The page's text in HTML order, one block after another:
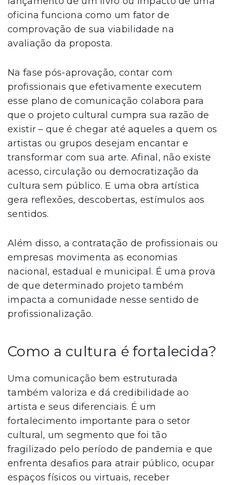
oficina funciona como um fator de
comprovação de sua viabilidade na
avaliação da proposta.
Na fase pós-aprovação, contar com
profissionais que efetivamente executem
esse plano de comunicação colabora para
que o projeto cultural cumpra sua razão de
existir – que é chegar até aqueles a quem os
artistas ou grupos desejam encantar e
transformar com sua arte. Afinal, não existe
acesso, circulação ou democratização da
cultura sem público. E uma obra artística
gera reflexões, descobertas, estímulos aos
sentidos.
Além disso, a contratação de profissionais ou
empresas movimenta as economias
nacional, estadual e municipal. É uma prova
de que determinado projeto também
impacta a comunidade nesse sentido de
profissionalização.
Como a cultura é fortalecida?
Uma comunicação bem estruturada
também valoriza e dá credibilidade ao
artista e seus diferenciais. É um
fortalecimento importante para o setor
cultural, um segmento que foi tão
fragilizado pelo período de pandemia e que
enfrenta desafios para atrair público, ocupar
espaços físicos ou virtuais, receber